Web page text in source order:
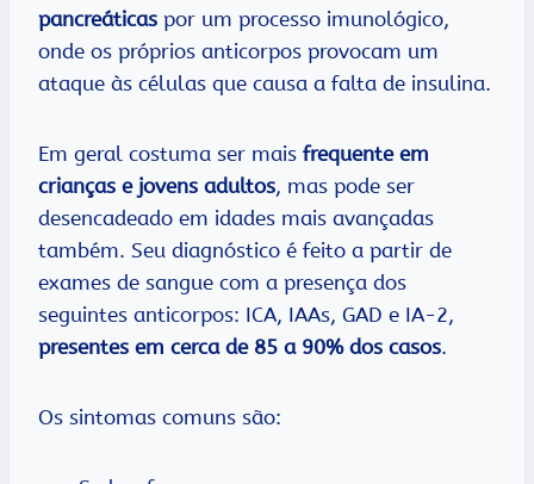
pancreáticas por um processo imunológico,
onde os próprios anticorpos provocam um
ataque às células que causa a falta de insulina.
Em geral costuma ser mais frequente em
crianças e jovens adultos, mas pode ser
desencadeado em idades mais avançadas
também. Seu diagnóstico é feito a partir de
exames de sangue com a presença dos
seguintes anticorpos: ICA, IAAs, GAD e IA-2,
presentes em cerca de 85 a 90% dos casos.
Os sintomas comuns são: